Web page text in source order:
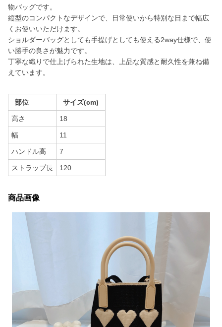
物バッグです。
縦型のコンパクトなデザインで、日常使いから特別な日まで幅広
くお使いいただけます。
ショルダーバッグとしても手提げとしても使える2way仕様で、使
い勝手の良さが魅力です。
丁寧な織りで仕上げられた生地は、上品な質感と耐久性を兼ね備
えています。
部位 サイズ(cm)
高さ 18
幅 11
ハンドル高 7
ストラップ長 120
商品画像